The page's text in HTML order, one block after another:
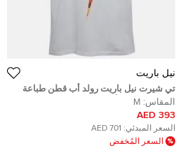
نيل باريت
تي شيرت نيل باريت رولد أب قطن طباعة
فليم ثاندربولف أبيض M
المقاس: M
393 AED
السعر المبدئي: 701 AED
السعر المُخفض